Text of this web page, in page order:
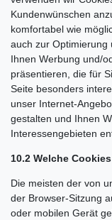
Kundenwünschen
komfortabel wie
auch zur Optimierung
Ihnen Werbung und/
präsentieren, die für
Seite besonders
unser Internet-
gestalten und Ihnen
Interessengebieten
10.2 Welche
Die meisten der von
der Browser-Sitzung
oder mobilen Gerät